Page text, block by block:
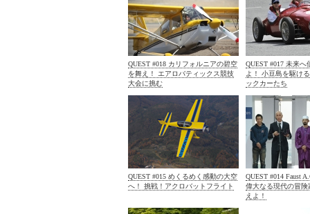
QUEST #018 カリフォルニアの碧空
を舞え！ エアロバティックス競技
大会に挑む
QUEST #017 未来へ
よ！ 小豆島を駆け
ックカーたち
QUEST #015 めくるめく感動の大空
へ！ 挑戦！アクロバットフライト
QUEST #014 Faust
偉大なる現代の冒険
えよ！